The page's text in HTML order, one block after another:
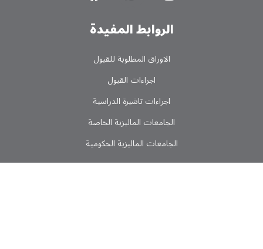
الروابط المفیدة
الاوراق المطلوبة للقبول
اجراءات القبول
اجراءات تاشیرة الدراسیة
الجامعات المالیزیة الخاصة
الجامعات المالیزیة الحکومیة